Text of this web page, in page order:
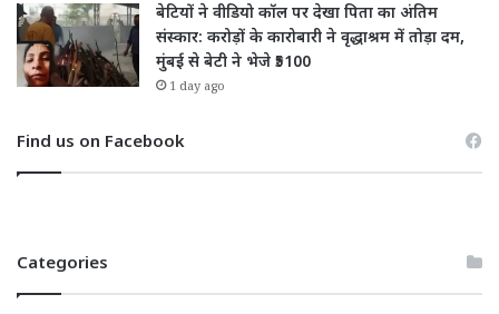
बेटियों ने वीडियो कॉल पर देखा पिता का अंतिम
संस्कार: करोड़ों के कारोबारी ने वृद्धाश्रम में तोड़ा दम,
मुंबई से बेटी ने भेजे ₹5100
1 day ago
Find us on Facebook
Categories